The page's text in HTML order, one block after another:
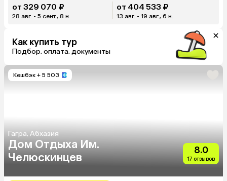
от 329 070 ₽
28 авг. - 5 сент., 8 н.
от 404 533 ₽
13 авг. - 19 авг., 6 н.
Как купить тур
Подбор, оплата, документы
Кешбэк + 5 503
Гагра, Абхазия
Дом Отдыха Им.
Челюскинцев
8.0
17 отзывов